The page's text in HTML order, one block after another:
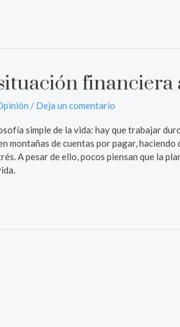
financiera
/ Deja un comentario
simple de la vida: hay que trabajar
montañas de cuentas por pagar,
A pesar de ello, pocos piensan que la